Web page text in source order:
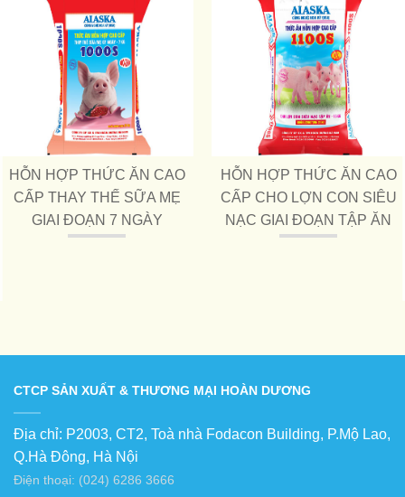
HỖN HỢP THỨC ĂN CAO
CẤP THAY THẾ SỮA MẸ
GIAI ĐOẠN 7 NGÀY
HỖN HỢP THỨC ĂN CAO
CẤP CHO LỢN CON SIÊU
NẠC GIAI ĐOẠN TẬP ĂN
CTCP SẢN XUẤT & THƯƠNG MẠI HOÀN DƯƠNG
Địa chỉ: P2003, CT2, Toà nhà Fodacon Building, P.Mộ Lao,
Q.Hà Đông, Hà Nội
Điện thoại: (024) 6286 3666